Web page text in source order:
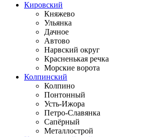
Кировский
Княжево
Ульянка
Дачное
Автово
Нарвский округ
Красненькая речка
Морские ворота
Колпинский
Колпино
Понтонный
Усть-Ижора
Петро-Славянка
Сапёрный
Металлострой